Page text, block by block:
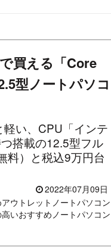
買える「Core
型ノートパソコ
い、CPU「インテ
搭載の12.5型フル
料）と税込9万円台
2022年07月09日
ウトレットノートパソコン
いおすすめノートパソコン